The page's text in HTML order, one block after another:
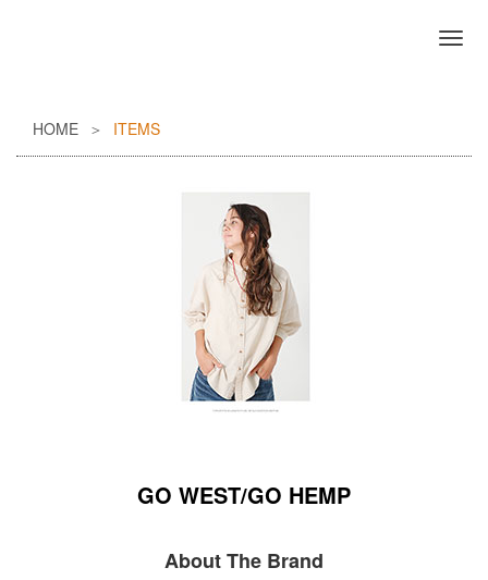
HOME ITEMS
GO WEST/GO HEMP
About The Brand